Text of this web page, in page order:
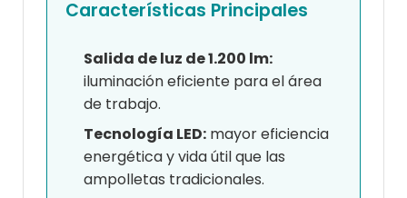
Características Principales
Salida de luz de 1.200 lm:
iluminación eficiente para el área
de trabajo.
Tecnología LED: mayor eficiencia
energética y vida útil que las
ampolletas tradicionales.